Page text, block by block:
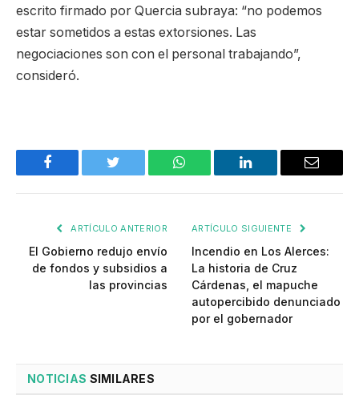
escrito firmado por Quercia subraya: “no podemos
estar sometidos a estas extorsiones. Las
negociaciones son con el personal trabajando”,
consideró.
Facebook Twitter WhatsApp LinkedIn Email
ARTÍCULO ANTERIOR
El Gobierno redujo envío
de fondos y subsidios a
las provincias
ARTÍCULO SIGUIENTE
Incendio en Los Alerces:
La historia de Cruz
Cárdenas, el mapuche
autopercibido denunciado
por el gobernador
NOTICIAS SIMILARES